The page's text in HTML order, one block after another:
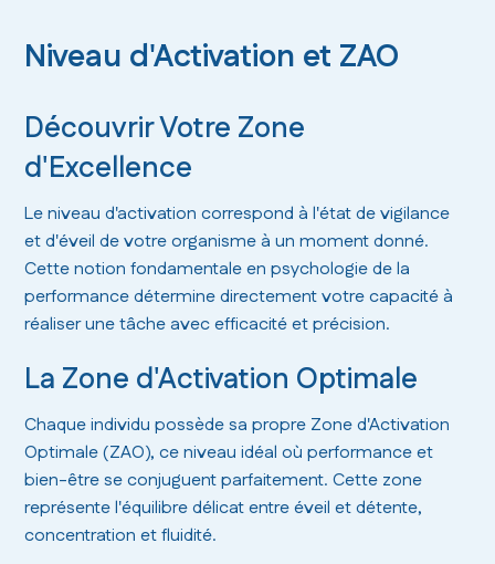
Niveau d'Activation et ZAO
Découvrir Votre Zone
d'Excellence
Le niveau d'activation correspond à l'état de vigilance
et d'éveil de votre organisme à un moment donné.
Cette notion fondamentale en psychologie de la
performance détermine directement votre capacité à
réaliser une tâche avec efficacité et précision.
La Zone d'Activation Optimale
Chaque individu possède sa propre Zone d'Activation
Optimale (ZAO), ce niveau idéal où performance et
bien-être se conjuguent parfaitement. Cette zone
représente l'équilibre délicat entre éveil et détente,
concentration et fluidité.